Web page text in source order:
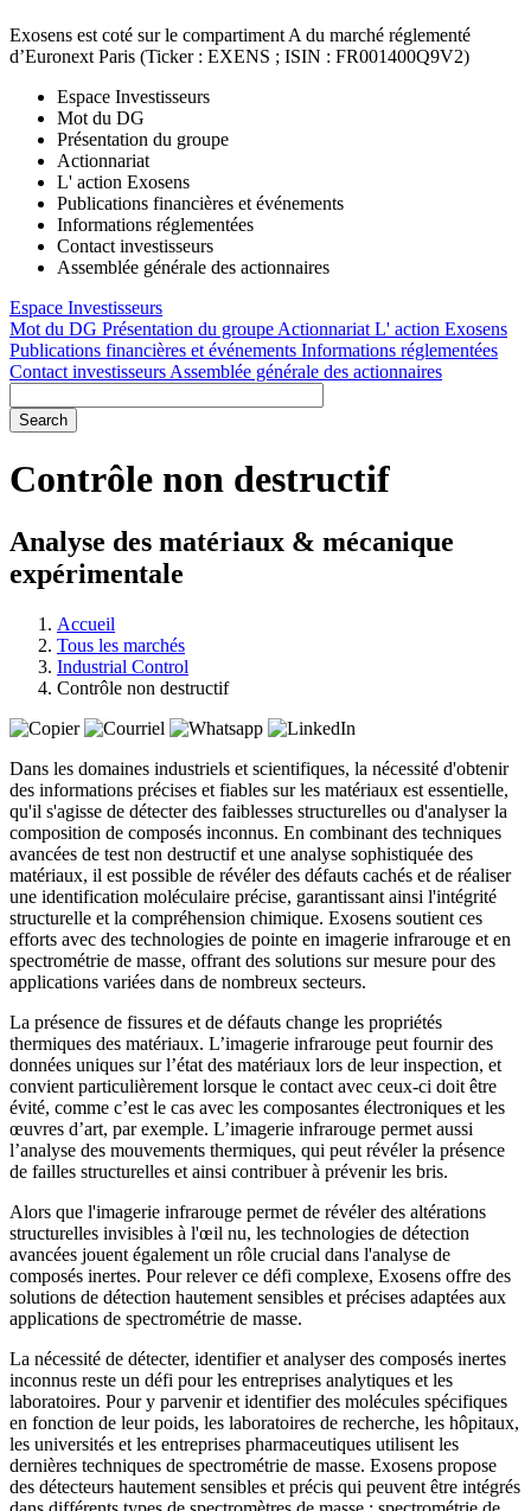
Exosens est coté sur le compartiment A du marché réglementé
d’Euronext Paris (Ticker : EXENS ; ISIN : FR001400Q9V2)
Espace Investisseurs
Mot du DG
Présentation du groupe
Actionnariat
L' action Exosens
Publications financières et événements
Informations réglementées
Contact investisseurs
Assemblée générale des actionnaires
Espace Investisseurs
Mot du DG Présentation du groupe Actionnariat L' action Exosens
Publications financières et événements Informations réglementées
Contact investisseurs Assemblée générale des actionnaires
Contrôle non destructif
Analyse des matériaux & mécanique
expérimentale
Accueil
Tous les marchés
Industrial Control
Contrôle non destructif
Dans les domaines industriels et scientifiques, la nécessité d'obtenir
des informations précises et fiables sur les matériaux est essentielle,
qu'il s'agisse de détecter des faiblesses structurelles ou d'analyser la
composition de composés inconnus. En combinant des techniques
avancées de test non destructif et une analyse sophistiquée des
matériaux, il est possible de révéler des défauts cachés et de réaliser
une identification moléculaire précise, garantissant ainsi l'intégrité
structurelle et la compréhension chimique. Exosens soutient ces
efforts avec des technologies de pointe en imagerie infrarouge et en
spectrométrie de masse, offrant des solutions sur mesure pour des
applications variées dans de nombreux secteurs.
La présence de fissures et de défauts change les propriétés
thermiques des matériaux. L’imagerie infrarouge peut fournir des
données uniques sur l’état des matériaux lors de leur inspection, et
convient particulièrement lorsque le contact avec ceux-ci doit être
évité, comme c’est le cas avec les composantes électroniques et les
œuvres d’art, par exemple. L’imagerie infrarouge permet aussi
l’analyse des mouvements thermiques, qui peut révéler la présence
de failles structurelles et ainsi contribuer à prévenir les bris.
Alors que l'imagerie infrarouge permet de révéler des altérations
structurelles invisibles à l'œil nu, les technologies de détection
avancées jouent également un rôle crucial dans l'analyse de
composés inertes. Pour relever ce défi complexe, Exosens offre des
solutions de détection hautement sensibles et précises adaptées aux
applications de spectrométrie de masse.
La nécessité de détecter, identifier et analyser des composés inertes
inconnus reste un défi pour les entreprises analytiques et les
laboratoires. Pour y parvenir et identifier des molécules spécifiques
en fonction de leur poids, les laboratoires de recherche, les hôpitaux,
les universités et les entreprises pharmaceutiques utilisent les
dernières techniques de spectrométrie de masse. Exosens propose
des détecteurs hautement sensibles et précis qui peuvent être intégrés